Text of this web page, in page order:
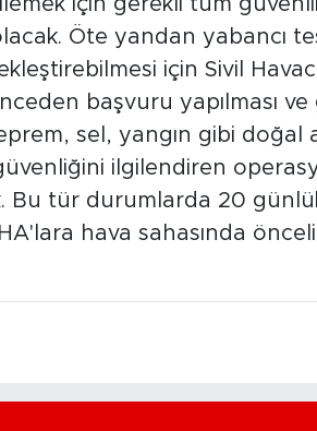
Öte yandan yabancı
için Sivil
başvuru yapılması ve
sel, yangın gibi doğal
ilgilendiren
Bu tür durumlarda 20
hava sahasında